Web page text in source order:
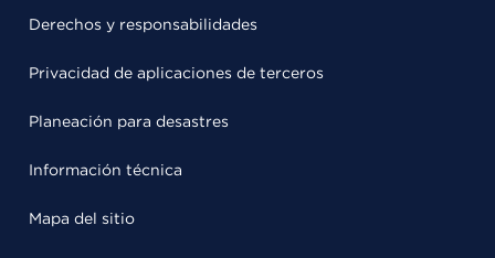
Derechos y responsabilidades
Privacidad de aplicaciones de terceros
Planeación para desastres
Información técnica
Mapa del sitio